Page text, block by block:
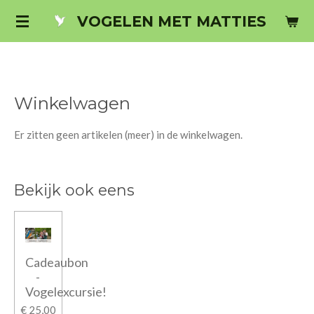
Ga
VOGELEN MET MATTIES
Winkelwagen
Er zitten geen artikelen (meer) in de winkelwagen.
Bekijk ook eens
Cadeaubon
-
Vogelexcursie!
€ 25,00